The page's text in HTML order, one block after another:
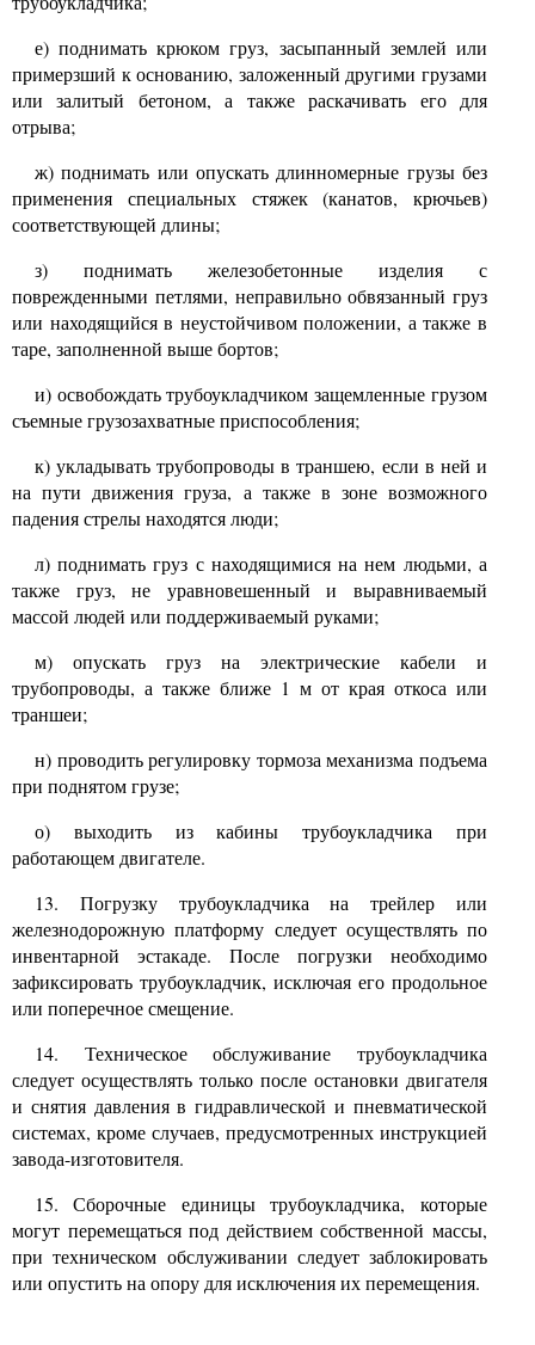
е) поднимать крюком груз, засыпанный землей или
примерзший к основанию, заложенный другими грузами
или залитый бетоном, а также раскачивать его для
отрыва;
ж) поднимать или опускать длинномерные грузы без
применения специальных стяжек (канатов, крючьев)
соответствующей длины;
з) поднимать железобетонные изделия с
поврежденными петлями, неправильно обвязанный груз
или находящийся в неустойчивом положении, а также в
таре, заполненной выше бортов;
и) освобождать трубоукладчиком защемленные грузом
съемные грузозахватные приспособления;
к) укладывать трубопроводы в траншею, если в ней и
на пути движения груза, а также в зоне возможного
падения стрелы находятся люди;
л) поднимать груз с находящимися на нем людьми, а
также груз, не уравновешенный и выравниваемый
массой людей или поддерживаемый руками;
м) опускать груз на электрические кабели и
трубопроводы, а также ближе 1 м от края откоса или
траншеи;
н) проводить регулировку тормоза механизма подъема
при поднятом грузе;
о) выходить из кабины трубоукладчика при
работающем двигателе.
13. Погрузку трубоукладчика на трейлер или
железнодорожную платформу следует осуществлять по
инвентарной эстакаде. После погрузки необходимо
зафиксировать трубоукладчик, исключая его продольное
или поперечное смещение.
14. Техническое обслуживание трубоукладчика
следует осуществлять только после остановки двигателя
и снятия давления в гидравлической и пневматической
системах, кроме случаев, предусмотренных инструкцией
завода-изготовителя.
15. Сборочные единицы трубоукладчика, которые
могут перемещаться под действием собственной массы,
при техническом обслуживании следует заблокировать
или опустить на опору для исключения их перемещения.